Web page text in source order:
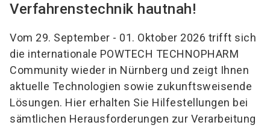
Verfahrenstechnik hautnah!
Vom 29. September - 01. Oktober 2026 trifft sich
die internationale POWTECH TECHNOPHARM
Community wieder in Nürnberg und zeigt Ihnen
aktuelle Technologien sowie zukunftsweisende
Lösungen. Hier erhalten Sie Hilfestellungen bei
sämtlichen Herausforderungen zur Verarbeitung